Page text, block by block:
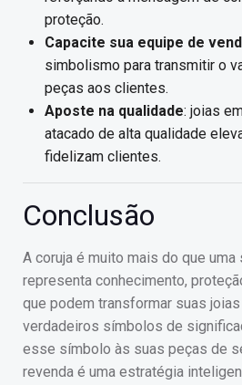
proteção.
Capacite sua equipe de
simbolismo para transmitir o
peças aos clientes.
Aposte na qualidade: joias
atacado de alta qualidade
fidelizam clientes.
Conclusão
A coruja é muito mais do que uma
representa conhecimento,
que podem transformar suas
verdadeiros símbolos de
esse símbolo às suas peças de
revenda é uma estratégia